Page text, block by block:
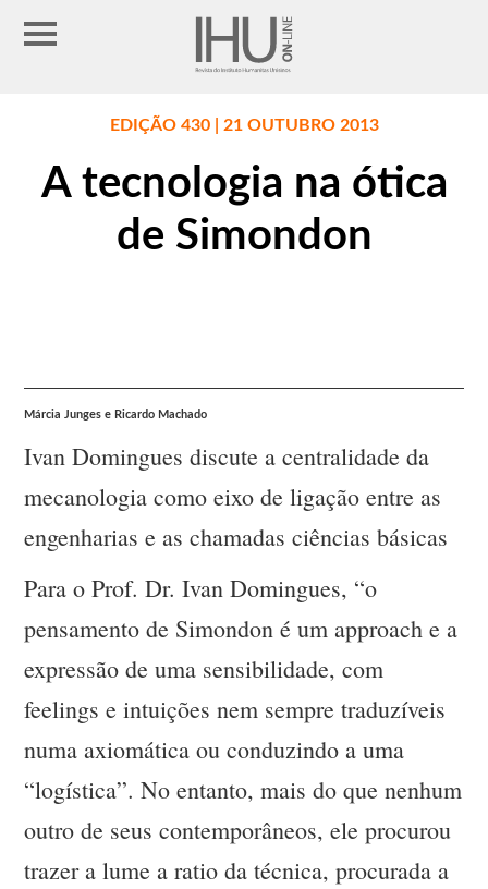
EDIÇÃO 430 | 21 OUTUBRO 2013
A tecnologia na ótica
de Simondon
Márcia Junges e Ricardo Machado
Ivan Domingues discute a centralidade da
mecanologia como eixo de ligação entre as
engenharias e as chamadas ciências básicas
Para o Prof. Dr. Ivan Domingues, “o
pensamento de Simondon é um approach e a
expressão de uma sensibilidade, com
feelings e intuições nem sempre traduzíveis
numa axiomática ou conduzindo a uma
“logística”. No entanto, mais do que nenhum
outro de seus contemporâneos, ele procurou
trazer a lume a ratio da técnica, procurada a